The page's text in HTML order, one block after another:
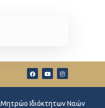
Μητρώο Ιδιόκτητων Ναών